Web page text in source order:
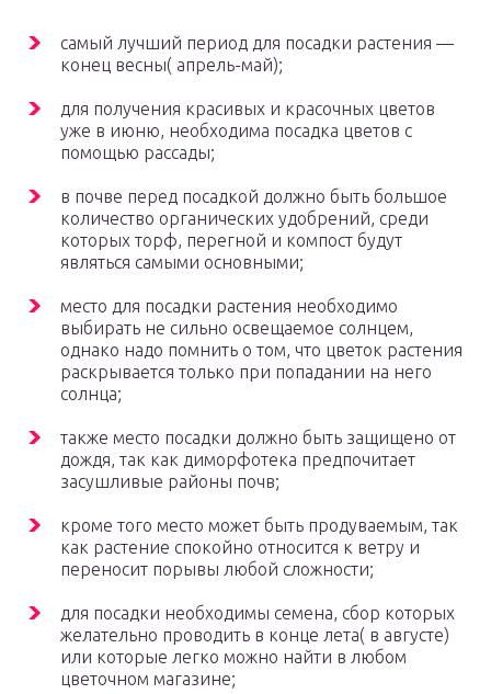
самый лучший период для посадки растения —
конец весны( апрель-май);
для получения красивых и красочных цветов
уже в июню, необходима посадка цветов с
помощью рассады;
в почве перед посадкой должно быть большое
количество органических удобрений, среди
которых торф, перегной и компост будут
являться самыми основными;
место для посадки растения необходимо
выбирать не сильно освещаемое солнцем,
однако надо помнить о том, что цветок растения
раскрывается только при попадании на него
солнца;
также место посадки должно быть защищено от
дождя, так как диморфотека предпочитает
засушливые районы почв;
кроме того место может быть продуваемым, так
как растение спокойно относится к ветру и
переносит порывы любой сложности;
для посадки необходимы семена, сбор которых
желательно проводить в конце лета( в августе)
или которые легко можно найти в любом
цветочном магазине;